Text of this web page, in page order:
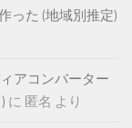
った (地域別推定)
ィアコンバーター
に 匿名 より